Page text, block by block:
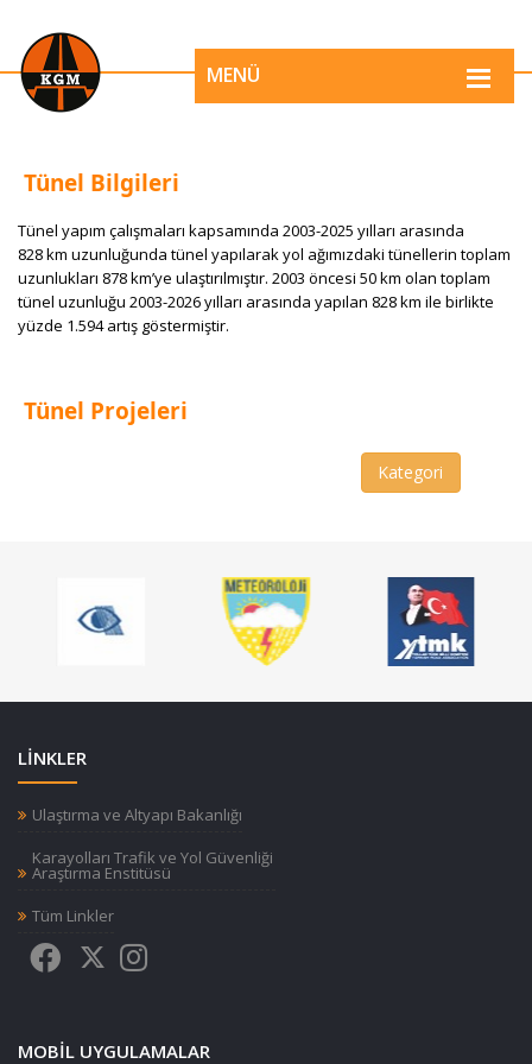
MENÜ
Tünel Bilgileri
​Tünel yapım çalışmaları kapsamın​​da 2003-2025 yılları arasında
828 km uzunluğunda tünel yapılarak yol ağımızdaki tünellerin toplam
uzunlukları 878 km’ye ulaştırılmıştır.​​​ 2003 öncesi 50 km olan toplam
tünel uzunluğu 2003-2026 yılları arasında ​yapılan 828 km ile birlikte
yüzde 1.594 artış göstermiştir.
Tünel Projeleri
Kategori
LİNKLER
Ulaştırma ve Altyapı Bakanlığı
Karayolları Trafik ve Yol Güvenliği
Araştırma Enstitüsü
Tüm Linkler
MOBIL UYGULAMALAR